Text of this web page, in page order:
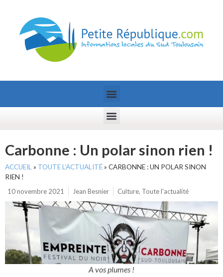
Carbonne : Un polar sinon rien !
ACCUEIL » TOUTE L’ACTUALITÉ» CARBONNE : UN POLAR SINON
RIEN !
10 novembre 2021
Jean Besnier Culture, Toute l'actualité
A vos plumes !